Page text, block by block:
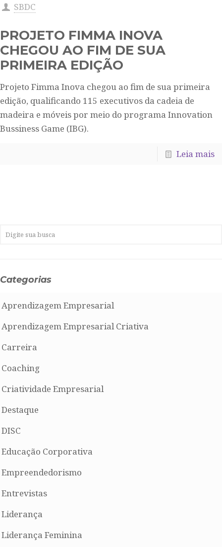
SBDC
PROJETO FIMMA INOVA
CHEGOU AO FIM DE SUA
PRIMEIRA EDIÇÃO
Projeto Fimma Inova chegou ao fim de sua primeira
edição, qualificando 115 executivos da cadeia de
madeira e móveis por meio do programa Innovation
Bussiness Game (IBG).
Leia mais
Categorias
Aprendizagem Empresarial
Aprendizagem Empresarial Criativa
Carreira
Coaching
Criatividade Empresarial
Destaque
DISC
Educação Corporativa
Empreendedorismo
Entrevistas
Liderança
Liderança Feminina